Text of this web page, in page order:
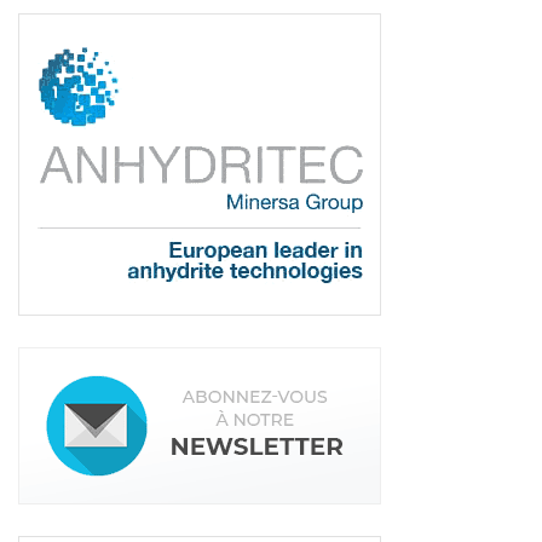
d’avoir dit leur dernier mot. En comparaison des
panneaux CLT, les caissons présentent l’intérêt de
permettre un remplissage bien dosé avec des
granulats ou du sable. Et ce, afin d’optimiser les
performances notamment en basse fréquence.
D’ailleurs, dans certains cas, ces caissons sont
constitués au moins en partie de panneaux en
CLT. Ce qui en fait une évolution par rapport à
l’utilisation de panneaux plans.
Et puis, bien sûr, il existe toutes les solutions à
solives massives, associées à des panneaux de
type OSB. Le catalogue de solutions constructives
en bois mis en ligne par FCBAen détaille les
performances mesurées. Faisant apparaître